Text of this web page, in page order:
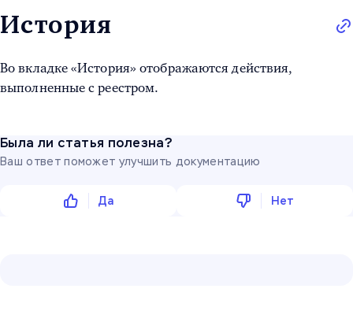
История
Во вкладке «История» отображаются действия,
выполненные с реестром.
Была ли статья полезна?
Ваш ответ поможет улучшить документацию
Да Нет